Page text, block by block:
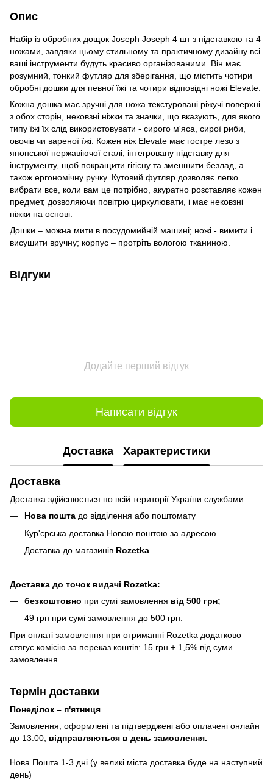
Опис
Набір із обробних дощок Joseph Joseph 4 шт з підставкою та 4
ножами, завдяки цьому стильному та практичному дизайну всі
ваші інструменти будуть красиво організованими. Він має
розумний, тонкий футляр для зберігання, що містить чотири
обробні дошки для певної їжі та чотири відповідні ножі Elevate.
Кожна дошка має зручні для ножа текстуровані ріжучі поверхні
з обох сторін, нековзні ніжки та значки, що вказують, для якого
типу їжі їх слід використовувати - сирого м'яса, сирої риби,
овочів чи вареної їжі. Кожен ніж Elevate має гостре лезо з
японської нержавіючої сталі, інтегровану підставку для
інструменту, щоб покращити гігієну та зменшити безлад, а
також ергономічну ручку. Кутовий футляр дозволяє легко
вибрати все, коли вам це потрібно, акуратно розставляє кожен
предмет, дозволяючи повітрю циркулювати, і має нековзні
ніжки на основі.
Дошки – можна мити в посудомийній машині; ножі - вимити і
висушити вручну; корпус – протріть вологою тканиною.
Відгуки
Додайте перший відгук
Написати відгук
Доставка Характеристики
Доставка
Доставка здійснюється по всій території України службами:
Нова пошта до відділення або поштомату
Кур'єрська доставка Новою поштою за адресою
Доставка до магазинів Rozetka
Доставка до точок видачі Rozetka:
безкоштовно при сумі замовлення від 500 грн;
49 грн при сумі замовлення до 500 грн.
При оплаті замовлення при отриманні Rozetka додатково
стягує комісію за переказ коштів: 15 грн + 1,5% від суми
замовлення.
Термін доставки
Понеділок – п'ятниця
Замовлення, оформлені та підтверджені або оплачені онлайн
до 13:00, відправляються в день замовлення.
Нова Пошта 1-3 дні (у великі міста доставка буде на наступний
день)